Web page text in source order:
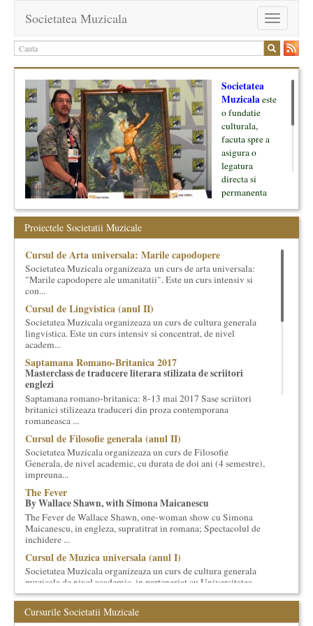
Toggle
navigation
Societatea Muzicala
Societatea
Muzicalaeste
o fundatie
culturala,
facuta spre a
asigura o
legatura
directa si
permanenta
oamenii ei, pe
inceput cu muzica clasica - si de aici numele -, insa acum
dezvoltam proiecte si in alte domenii ale culturii.
Facem management cultural, dezvoltam si administram proiecte
proprii sau preluate, modele si sisteme de finantare, marketing
cultural si consultanta. Organizam concursuri, concerte si
evenimente culturale, private sau publice, tinem cursuri de
cultura generala muzicala, teatrala, filosofica si de alte feluri.
Cuvinte in plus despre proiect, despre cei care il administreaza si
cei care il finantateaza sunt in rubricile de mai jos.
Proiectele Societatii Muzicale
Cursul de Arta universala: Marile capodopere
Societatea Muzicala organizeaza un curs de arta universala:
"Marile capodopere ale umanitatii". Este un curs intensiv si
con...
Cursul de Lingvistica (anul II)
Societatea Muzicala organizeaza un curs de cultura generala
lingvistica. Este un curs intensiv si concentrat, de nivel
academ...
Saptamana Romano-Britanica 2017
Masterclass de traducere literara stilizata de scriitori
englezi
Saptamana romano-britanica: 8-13 mai 2017 Sase scriitori
britanici stilizeaza traduceri din proza contemporana
romaneasca ...
Cursul de Filosofie generala (anul II)
Societatea Muzicala organizeaza un curs de Filosofie
Generala, de nivel academic, cu durata de doi ani (4 semestre),
impreuna...
The Fever
By Wallace Shawn, with Simona Maicanescu
The Fever de Wallace Shawn, one-woman show cu Simona
Maicanescu, in engleza, supratitrat in romana; Spectacolul de
inchidere ...
Cursul de Muzica universala (anul I)
Societatea Muzicala organizeaza un curs de cultura generala
muzicala de nivel academic, in parteneriat cu Universitatea
Natio...
Bucurestiul Cultural Neconventional
(Neconventionaliada)
Cursurile Societatii Muzicale